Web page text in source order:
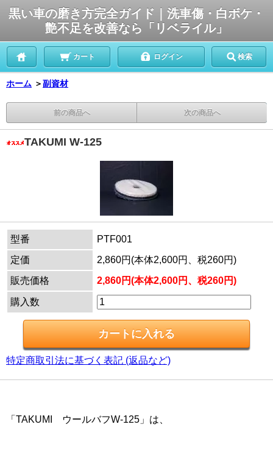
黒い車の磨き方完全ガイド｜洗車傷・白ボケ・
艶不足を改善なら「リベライル」
カート ログイン 検索
ホーム ＞副資材
前の商品へ 次の商品へ
TAKUMI W-125
型番
PTF001
定価
2,860円(本体2,600円、税260円)
販売価格
2,860円(本体2,600円、税260円)
購入数
特定商取引法に基づく表記 (返品など)
「TAKUMI ウールバフW-125」は、